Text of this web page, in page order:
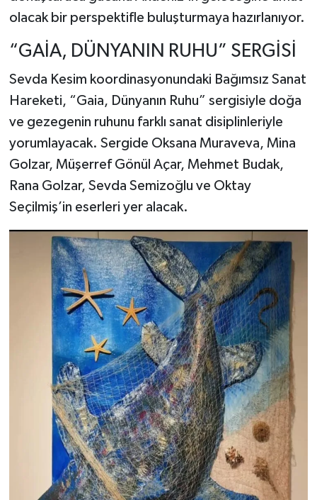
olacak bir perspektifle buluşturmaya hazırlanıyor.
“GAİA, DÜNYANIN RUHU” SERGİSİ
Sevda Kesim koordinasyonundaki Bağımsız Sanat
Hareketi, “Gaia, Dünyanın Ruhu” sergisiyle doğa
ve gezegenin ruhunu farklı sanat disiplinleriyle
yorumlayacak. Sergide Oksana Muraveva, Mina
Golzar, Müşerref Gönül Açar, Mehmet Budak,
Rana Golzar, Sevda Semizoğlu ve Oktay
Seçilmiş’in eserleri yer alacak.